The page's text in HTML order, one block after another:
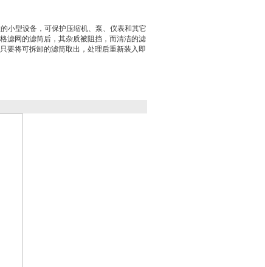
小型设备，可保护压缩机、泵、仪表和其它
滤网的滤筒后，其杂质被阻挡，而清洁的滤
要将可拆卸的滤筒取出，处理后重新装入即